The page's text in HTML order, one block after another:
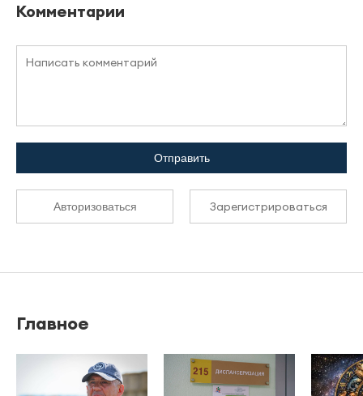
Комментарии
Отправить
Авторизоваться Зарегистрироваться
Главное